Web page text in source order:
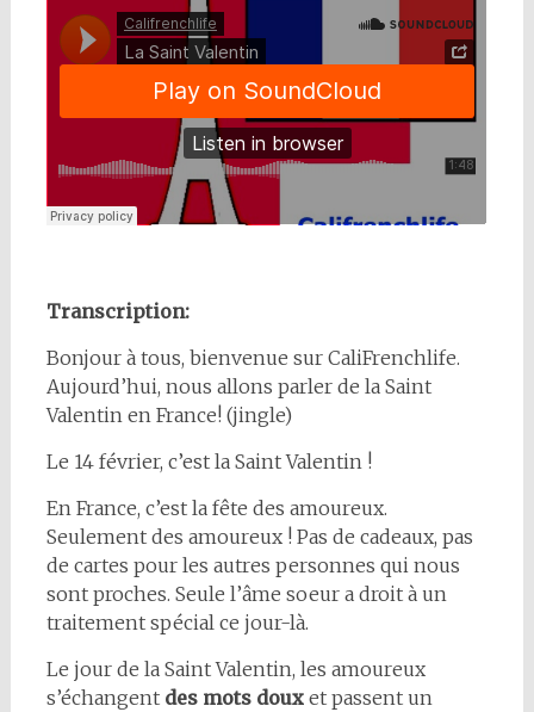
Transcription:
Bonjour à tous, bienvenue sur CaliFrenchlife.
Aujourd’hui, nous allons parler de la Saint
Valentin en France! (jingle)
Le 14 février, c’est la Saint Valentin !
En France, c’est la fête des amoureux.
Seulement des amoureux ! Pas de cadeaux, pas
de cartes pour les autres personnes qui nous
sont proches. Seule l’âme soeur a droit à un
traitement spécial ce jour-là.
Le jour de la Saint Valentin, les amoureux
s’échangentdes mots douxet passent un